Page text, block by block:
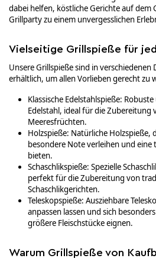
dabei helfen, köstliche Gerichte auf dem
Grillparty zu einem unvergesslichen
Vielseitige Grillspieße für
Unsere Grillspieße sind in verschiedenen
erhältlich, um allen Vorlieben gerecht zu
Klassische Edelstahlspieße:
Edelstahl, ideal für die Zubereitung
Meeresfrüchten.
Holzspieße: Natürliche Holzspieße,
besondere Note verleihen und
bieten.
Schaschlikspieße: Spezielle
perfekt für die Zubereitung von
Schaschlikgerichten.
Teleskopspieße: Ausziehbare
anpassen lassen und sich
größere Fleischstücke eignen.
Warum Grillspieße von